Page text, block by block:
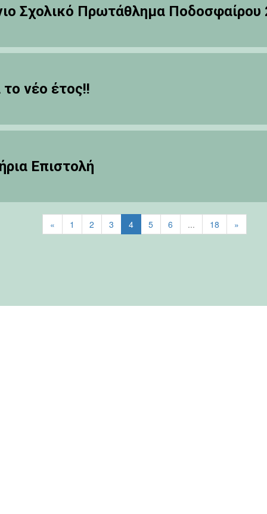
Σχολικό Πρωτάθλημα Ποδοσφαίρου
το νέο έτος!!
Επιστολή
« 1 2 3 4 5 6 ... 18 »